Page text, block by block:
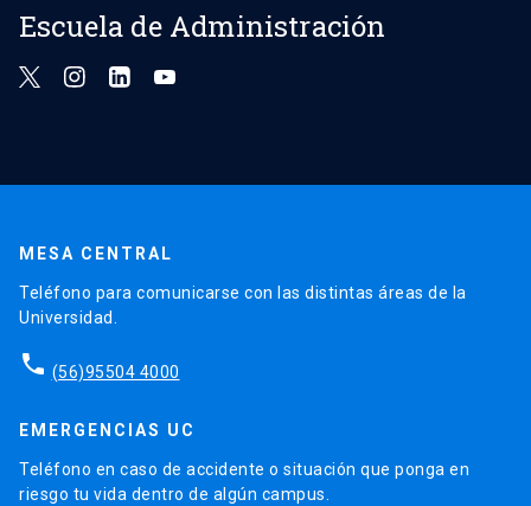
Escuela de Administración
MESA CENTRAL
Teléfono para comunicarse con las distintas áreas de la
Universidad.
phone (56)95504 4000
EMERGENCIAS UC
Teléfono en caso de accidente o situación que ponga en
riesgo tu vida dentro de algún campus.